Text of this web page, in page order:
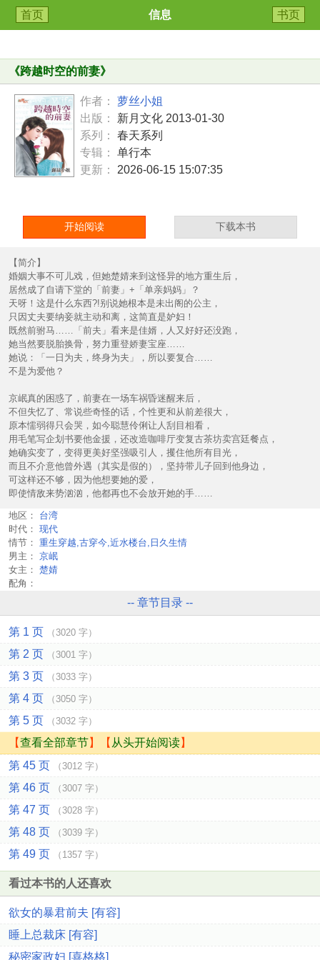
首页 信息 书页
《跨越时空的前妻》
作者：
萝丝小姐
出版：
新月文化 2013-01-30
系列：
春天系列
专辑：
单行本
更新：
2026-06-15 15:07:35
开始阅读 下载本书
【简介】
婚姻大事不可儿戏，但她楚婧来到这怪异的地方重生后，
居然成了自请下堂的「前妻」+「单亲妈妈」？
天呀！这是什么东西?!别说她根本是未出阁的公主，
只因丈夫要纳妾就主动和离，这简直是妒妇！
既然前驸马……「前夫」看来是佳婿，人又好好还没跑，
她当然要脱胎换骨，努力重登娇妻宝座……
她说：「一日为夫，终身为夫」，所以要复合……
不是为爱他？
京岷真的困惑了，前妻在一场车祸昏迷醒来后，
不但失忆了、常说些奇怪的话，个性更和从前差很大，
原本懦弱得只会哭，如今聪慧伶俐让人刮目相看，
用毛笔写企划书要他金援，还改造咖啡厅变复古茶坊卖宫廷餐点，
她确实变了，变得更美好坚强吸引人，攫住他所有目光，
而且不介意他曾外遇（其实是假的），坚持带儿子回到他身边，
可这样还不够，因为他想要她的爱，
即使情敌来势汹汹，他都再也不会放开她的手……
地区：
台湾
时代： 现代
情节： 重生穿越,古穿今,近水楼台,日久生情
男主： 京岷
女主： 楚婧
配角：
-- 章节目录 --
第 1 页 （3020 字）
第 2 页 （3001 字）
第 3 页 （3033 字）
第 4 页 （3050 字）
第 5 页 （3032 字）
【查看全部章节】【 从头开始阅读】
第 45 页
（3012 字）
第 46 页 （3007 字）
第 47 页 （3028 字）
第 48 页 （3039 字）
第 49 页 （1357 字）
看过本书的人还喜欢
欲女的暴君前夫 [有容]
睡上总裁床 [有容]
秘密家政妇 [喜格格]